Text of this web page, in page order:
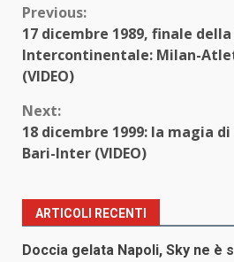
Continue
Reading
Previous:
17 dicembre 1989, finale della
Intercontinentale: Milan-
(VIDEO)
Next:
18 dicembre 1999: la magia
Bari-Inter (VIDEO)
ARTICOLI RECENTI
Doccia gelata Napoli, Sky ne è